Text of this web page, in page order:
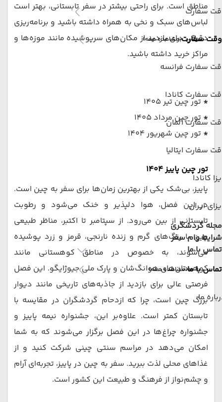
سفارت
وقت سفارت(مشاهده همه)
سفارت فرانسه
سفارت کانادا
سفارت آلمان
سفارت ایتالیا
کانادا
ایران
مجله گردشگری
شرایط وام سفر
تماس با ما
تماس با ما(مشاهده همه)
ما
مناطق است. برای راحتی بیشتر در سفر تابستانی، بهتر است
لباس‌های سبک و نخی به همراه داشته باشید و برنامه‌ریزی
دقیقی برای بازدید از مکان‌های سرپوشیده مانند موزه‌ها و
مراکز خرید داشته باشید.
* تور چین تیر 1405
* تور چین مرداد 1405
* تور چین شهریور 1404
تور چین پاییز 1404
پاییز، بی‌شک یکی از بهترین زمان‌ها برای سفر به چین است.
در این فصل، هوا دلپذیر و خنک می‌شود و رطوبت
تابستانی از بین می‌رود. از سپتامبر تا اکتبر، مناظر طبیعی
چین با رنگ‌های گرم و زنده نارنجی، قرمز و زرد پوشیده
می‌شوند، به خصوص در مناطق کوهستانی مانند
کوهستان‌های هوانگ‌شان و پارک ملی جیوژایگو. این فصل
فرصتی عالی برای بازدید از جاذبه‌های تاریخی مانند دیوار
بزرگ چین است، چرا که ازدحام گردشگران در مقایسه با
تابستان کمتر است. علاوه‌بر این، جشنواره نیمه پاییز و
جشنواره چراغ‌ها در این فصل برگزار می‌شوند که به شما
امکان می‌دهد در مراسم سنتی چینی شرکت کنید و از
غذاهای محلی لذت ببرید. سفر به چین در پاییز، تجربه‌ای آرام
و چشم‌نواز از فرهنگ و طبیعت این کشور است.